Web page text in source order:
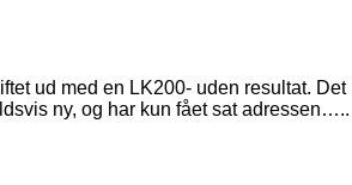
ud med en LK200- uden resultat. Det
ny, og har kun fået sat adressen…..